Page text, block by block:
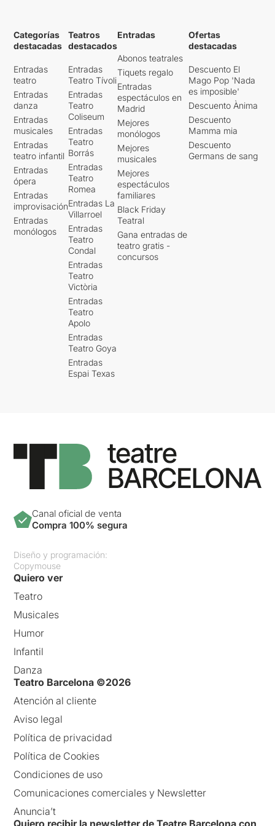
Categorías
destacadas
Entradas
teatro
Entradas
danza
Entradas
musicales
Entradas
teatro infantil
Entradas
ópera
Entradas
improvisación
Entradas
monólogos
Teatros
destacados
Entradas
Teatro Tívoli
Entradas
Teatro
Coliseum
Entradas
Teatro
Borrás
Entradas
Teatro
Romea
Entradas La
Villarroel
Entradas
Teatro
Condal
Entradas
Teatro
Victòria
Entradas
Teatro
Apolo
Entradas
Teatro Goya
Entradas
Espai Texas
Entradas
Abonos teatrales
Tiquets regalo
Entradas
espectáculos en
Madrid
Mejores
monólogos
Mejores
musicales
Mejores
espectáculos
familiares
Black Friday
Teatral
Gana entradas de
teatro gratis -
concursos
Ofertas
destacadas
Descuento El
Mago Pop 'Nada
es imposible'
Descuento Ànima
Descuento
Mamma mia
Descuento
Germans de sang
Canal oficial de venta
Compra 100% segura
Diseño y programación:
Copymouse
Quiero ver
Teatro
Musicales
Humor
Infantil
Danza
Teatro Barcelona ©2026
Atención al cliente
Aviso legal
Política de privacidad
Política de Cookies
Condiciones de uso
Comunicaciones comerciales y Newsletter
Anuncia’t
Quiero recibir la newsletter de Teatre Barcelona con